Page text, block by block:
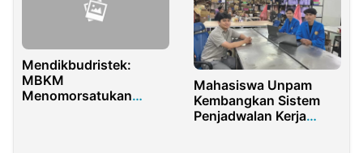
Mendikbudristek:
MBKM
Menomorsatukan
Mahasiswa Unpam
Kembangkan Sistem
Penjadwalan Kerja